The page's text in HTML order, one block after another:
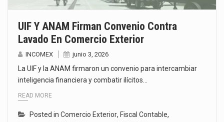
UIF Y ANAM Firman Convenio Contra
Lavado En Comercio Exterior
INCOMEX junio 3, 2026
La UIF y la ANAM firmaron un convenio para intercambiar
inteligencia financiera y combatir ilícitos…
READ MORE
Posted in Comercio Exterior, Fiscal Contable,